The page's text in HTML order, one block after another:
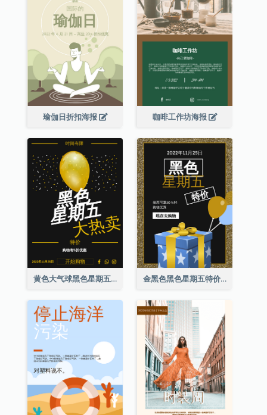
瑜伽日折扣海报 咖啡工作坊海报
黄色大气球黑色星期五特价海报 金黑色黑色星期五特价海报